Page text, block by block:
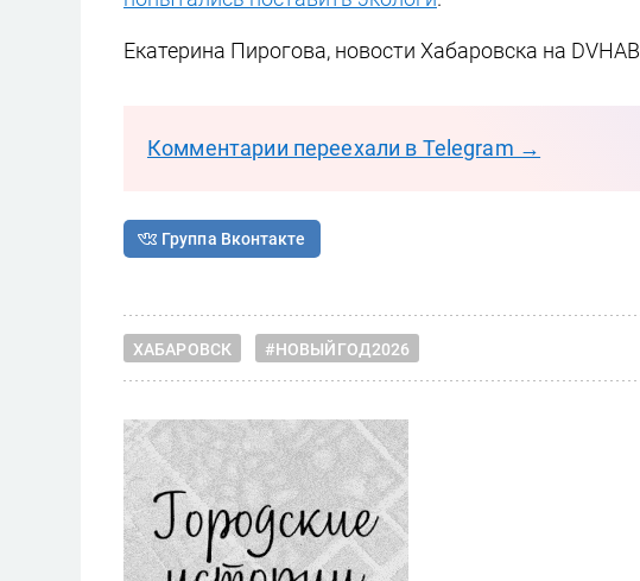
Екатерина Пирогова, новости Хабаровска на
Комментарии переехали в Telegram →
Группа Вконтакте
ХАБАРОВСК #НОВЫЙГОД2026